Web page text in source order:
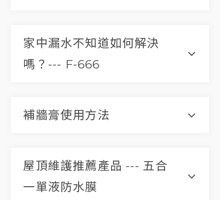
家中漏水不知道如何解決
嗎？--- F-666
補牆膏使用方法
屋頂維護推薦產品 --- 五合
一單液防水膜